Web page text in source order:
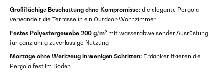
Großflächige Beschattung ohne Kompromisse: die elegante Pergola
verwandelt die Terrasse in ein Outdoor-Wohnzimmer
Festes Polyestergewebe 200 g/m² mit wasserabweisender Ausrüstung
für ganzjährig zuverlässige Nutzung
Montage ohne Werkzeug in wenigen Schritten: Erdanker fixieren die
Pergola fest im Boden